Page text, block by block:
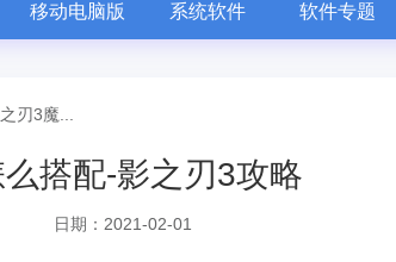
移动电脑版 系统软件 软件专题
刃3魔...
搭配-影之刃3攻略
日期：2021-02-01